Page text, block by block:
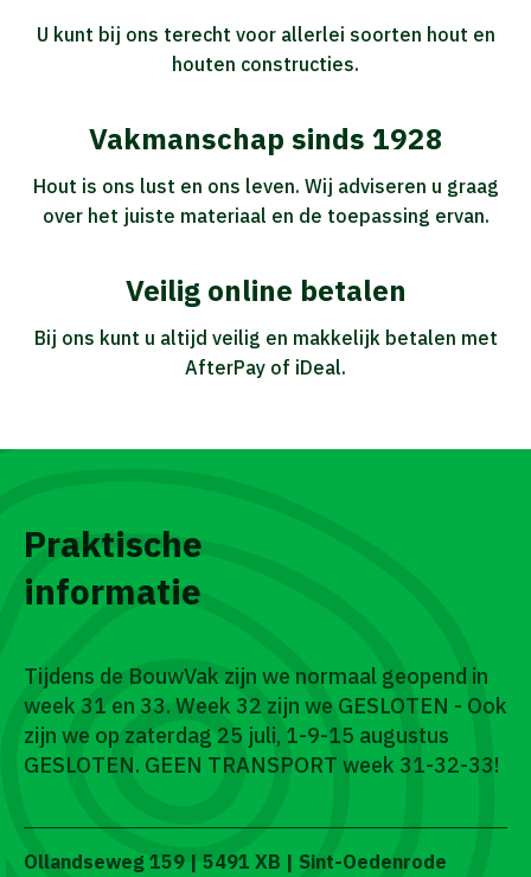
U kunt bij ons terecht voor allerlei soorten hout en
houten constructies.
Vakmanschap sinds 1928
Hout is ons lust en ons leven. Wij adviseren u graag
over het juiste materiaal en de toepassing ervan.
Veilig online betalen
Bij ons kunt u altijd veilig en makkelijk betalen met
AfterPay of iDeal.
Praktische
informatie
Tijdens de BouwVak zijn we normaal geopend in
week 31 en 33. Week 32 zijn we GESLOTEN - Ook
zijn we op zaterdag 25 juli, 1-9-15 augustus
GESLOTEN. GEEN TRANSPORT week 31-32-33!
Ollandseweg 159 | 5491 XB | Sint-Oedenrode